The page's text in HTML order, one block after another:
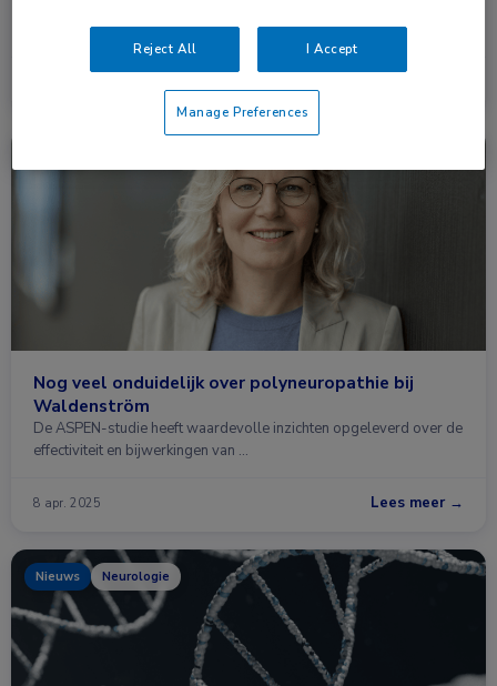
de juiste diagnose te …
Nog veel onduidelijk over polyneuropathie bij
Waldenström
De ASPEN-studie heeft waardevolle inzichten opgeleverd over de
effectiviteit en bijwerkingen van …
8 apr. 2025 Lees meer →
Nieuws Neurologie
Reject All I Accept
Manage Preferences